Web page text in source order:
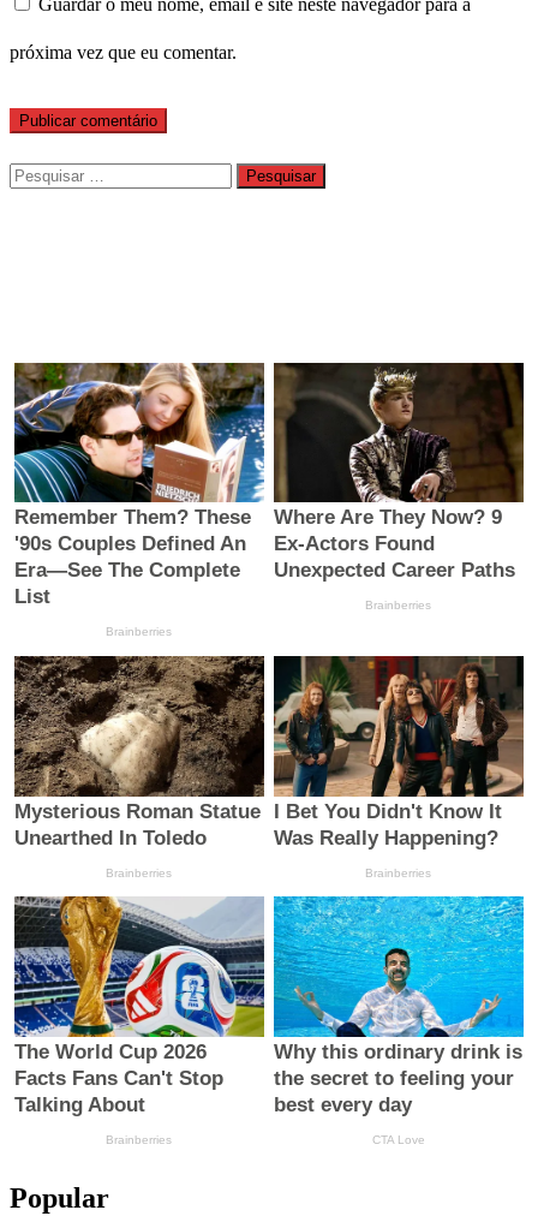
Guardar o meu nome, email e site neste navegador para a
próxima vez que eu comentar.
Pesquisar
por:
Popular